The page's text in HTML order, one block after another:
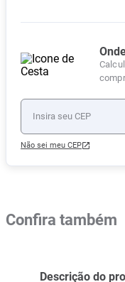
Não sei meu CEP
Confira também
Descrição do